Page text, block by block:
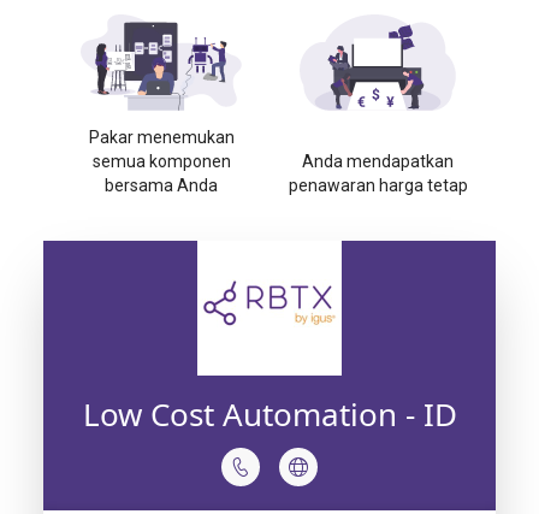
Pakar menemukan
semua komponen
bersama Anda
Anda mendapatkan
penawaran harga tetap